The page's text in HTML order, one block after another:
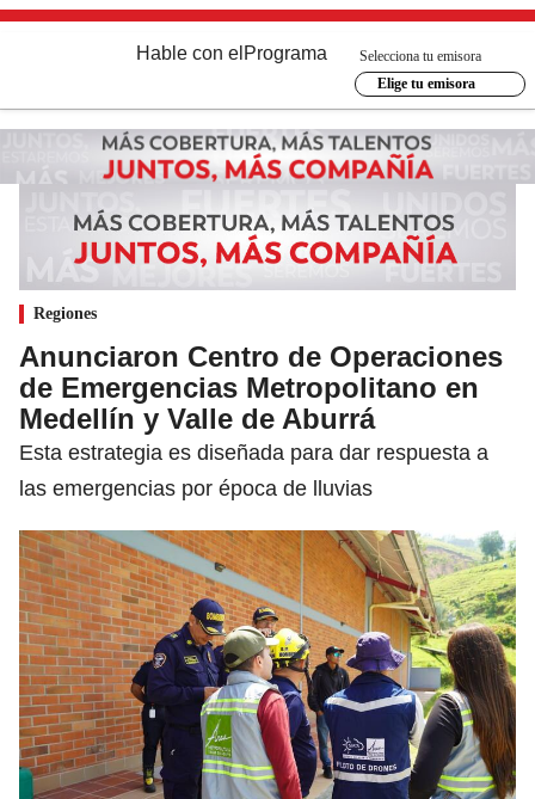
Hable con el Programa
Selecciona tu emisora
Elige tu emisora
Regiones
Anunciaron Centro de Operaciones
de Emergencias Metropolitano en
Medellín y Valle de Aburrá
Esta estrategia es diseñada para dar respuesta a
las emergencias por época de lluvias